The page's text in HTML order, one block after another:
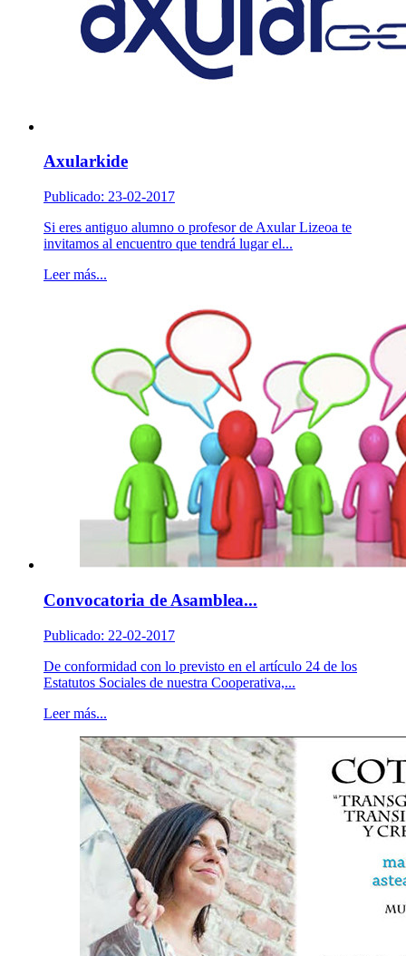
Axularkide
Publicado: 23-02-2017
Si eres antiguo alumno o profesor de Axular Lizeoa te
invitamos al encuentro que tendrá lugar el...
Leer más...
Convocatoria de Asamblea...
Publicado: 22-02-2017
De conformidad con lo previsto en el artículo 24 de los
Estatutos Sociales de nuestra Cooperativa,...
Leer más...